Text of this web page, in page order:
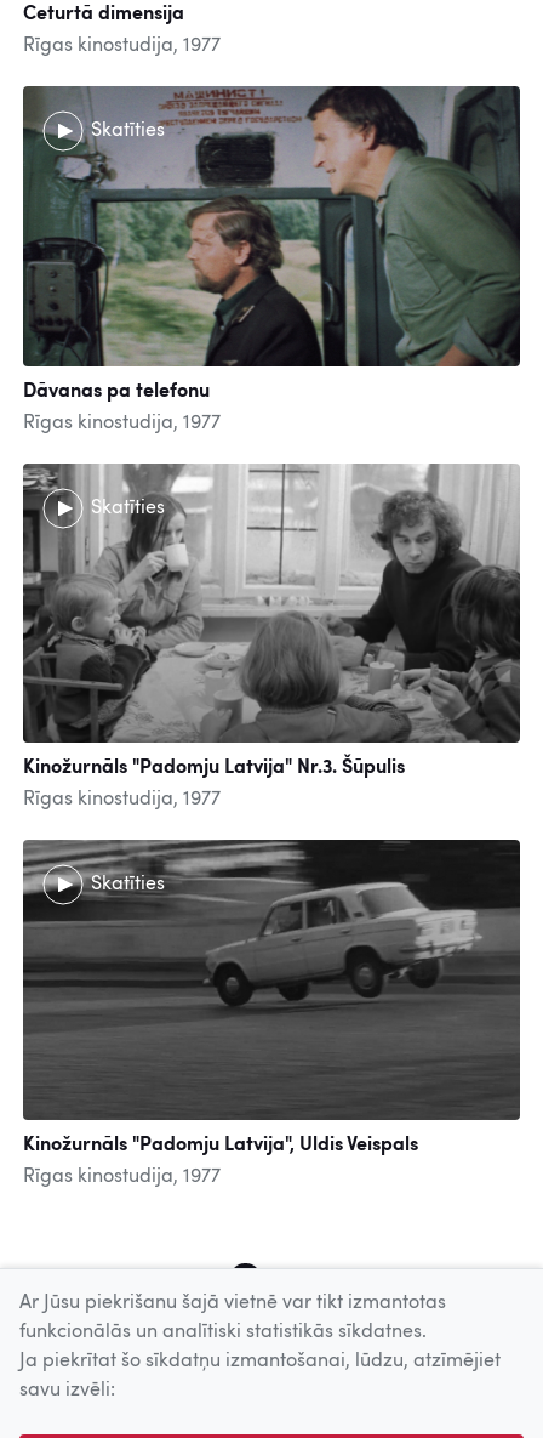
Ceturtā dimensija
Rīgas kinostudija, 1977
Skatīties
Dāvanas pa telefonu
Rīgas kinostudija, 1977
Skatīties
Kinožurnāls "Padomju Latvija" Nr.3. Šūpulis
Rīgas kinostudija, 1977
Skatīties
Kinožurnāls "Padomju Latvija", Uldis Veispals
Rīgas kinostudija, 1977
Uz augšu
© 2026 Nacionālais Kino centrs, Kultūras informācijas sistēmu
Ar Jūsu piekrišanu šajā vietnē var tikt izmantotas
funkcionālās un analītiski statistikās sīkdatnes.
Ja piekrītat šo sīkdatņu izmantošanai, lūdzu, atzīmējiet
savu izvēli: